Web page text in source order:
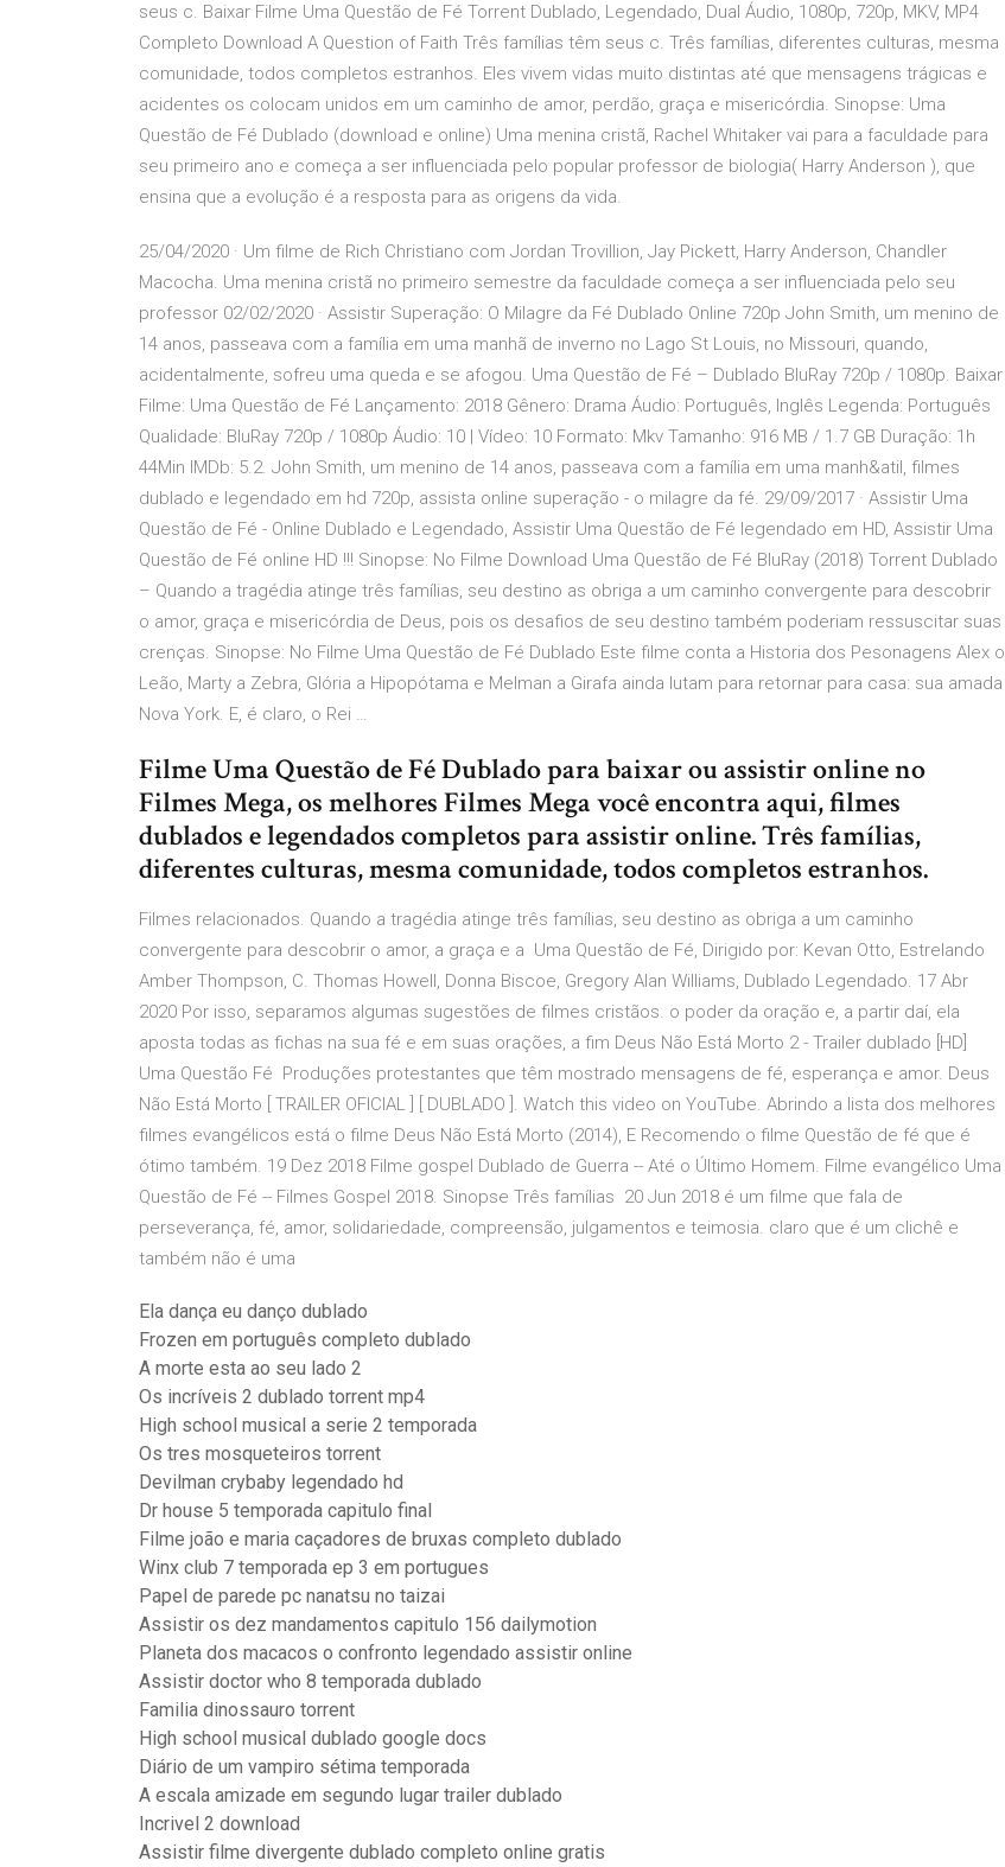
seus c. Baixar Filme Uma Questão de Fé Torrent Dublado, Legendado, Dual Áudio, 1080p, 720p, MKV, MP4
Completo Download A Question of Faith Três famílias têm seus c. Três famílias, diferentes culturas, mesma
comunidade, todos completos estranhos. Eles vivem vidas muito distintas até que mensagens trágicas e
acidentes os colocam unidos em um caminho de amor, perdão, graça e misericórdia. Sinopse: Uma
Questão de Fé Dublado (download e online) Uma menina cristã, Rachel Whitaker vai para a faculdade para
seu primeiro ano e começa a ser influenciada pelo popular professor de biologia( Harry Anderson ), que
ensina que a evolução é a resposta para as origens da vida.
25/04/2020 · Um filme de Rich Christiano com Jordan Trovillion, Jay Pickett, Harry Anderson, Chandler
Macocha. Uma menina cristã no primeiro semestre da faculdade começa a ser influenciada pelo seu
professor 02/02/2020 · Assistir Superação: O Milagre da Fé Dublado Online 720p John Smith, um menino de
14 anos, passeava com a família em uma manhã de inverno no Lago St Louis, no Missouri, quando,
acidentalmente, sofreu uma queda e se afogou. Uma Questão de Fé – Dublado BluRay 720p / 1080p. Baixar
Filme: Uma Questão de Fé Lançamento: 2018 Gênero: Drama Áudio: Português, Inglês Legenda: Português
Qualidade: BluRay 720p / 1080p Áudio: 10 | Vídeo: 10 Formato: Mkv Tamanho: 916 MB / 1.7 GB Duração: 1h
44Min IMDb: 5.2. John Smith, um menino de 14 anos, passeava com a família em uma manh&atil, filmes
dublado e legendado em hd 720p, assista online superação - o milagre da fé. 29/09/2017 · Assistir Uma
Questão de Fé - Online Dublado e Legendado, Assistir Uma Questão de Fé legendado em HD, Assistir Uma
Questão de Fé online HD !!! Sinopse: No Filme Download Uma Questão de Fé BluRay (2018) Torrent Dublado
– Quando a tragédia atinge três famílias, seu destino as obriga a um caminho convergente para descobrir
o amor, graça e misericórdia de Deus, pois os desafios de seu destino também poderiam ressuscitar suas
crenças. Sinopse: No Filme Uma Questão de Fé Dublado Este filme conta a Historia dos Pesonagens Alex o
Leão, Marty a Zebra, Glória a Hipopótama e Melman a Girafa ainda lutam para retornar para casa: sua amada
Nova York. E, é claro, o Rei …
Filme Uma Questão de Fé Dublado para baixar ou assistir online no
Filmes Mega, os melhores Filmes Mega você encontra aqui, filmes
dublados e legendados completos para assistir online. Três famílias,
diferentes culturas, mesma comunidade, todos completos estranhos.
Filmes relacionados. Quando a tragédia atinge três famílias, seu destino as obriga a um caminho
convergente para descobrir o amor, a graça e a Uma Questão de Fé, Dirigido por: Kevan Otto, Estrelando
Amber Thompson, C. Thomas Howell, Donna Biscoe, Gregory Alan Williams, Dublado Legendado. 17 Abr
2020 Por isso, separamos algumas sugestões de filmes cristãos. o poder da oração e, a partir daí, ela
aposta todas as fichas na sua fé e em suas orações, a fim Deus Não Está Morto 2 - Trailer dublado [HD]
Uma Questão Fé Produções protestantes que têm mostrado mensagens de fé, esperança e amor. Deus
Não Está Morto [ TRAILER OFICIAL ] [ DUBLADO ]. Watch this video on YouTube. Abrindo a lista dos melhores
filmes evangélicos está o filme Deus Não Está Morto (2014), E Recomendo o filme Questão de fé que é
ótimo também. 19 Dez 2018 Filme gospel Dublado de Guerra -- Até o Último Homem. Filme evangélico Uma
Questão de Fé -- Filmes Gospel 2018. Sinopse Três famílias 20 Jun 2018 é um filme que fala de
perseverança, fé, amor, solidariedade, compreensão, julgamentos e teimosia. claro que é um clichê e
também não é uma
Ela dança eu danço dublado
Frozen em português completo dublado
A morte esta ao seu lado 2
Os incríveis 2 dublado torrent mp4
High school musical a serie 2 temporada
Os tres mosqueteiros torrent
Devilman crybaby legendado hd
Dr house 5 temporada capitulo final
Filme joão e maria caçadores de bruxas completo dublado
Winx club 7 temporada ep 3 em portugues
Papel de parede pc nanatsu no taizai
Assistir os dez mandamentos capitulo 156 dailymotion
Planeta dos macacos o confronto legendado assistir online
Assistir doctor who 8 temporada dublado
Familia dinossauro torrent
High school musical dublado google docs
Diário de um vampiro sétima temporada
A escala amizade em segundo lugar trailer dublado
Incrivel 2 download
Assistir filme divergente dublado completo online gratis